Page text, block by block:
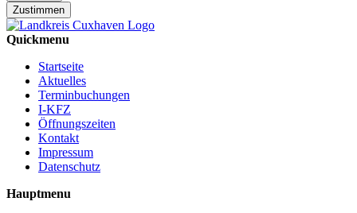
Zustimmen
Quickmenu
Startseite
Aktuelles
Terminbuchungen
I-KFZ
Öffnungszeiten
Kontakt
Impressum
Datenschutz
Hauptmenu